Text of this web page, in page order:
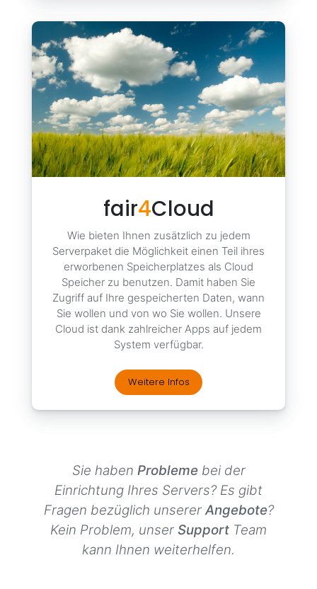
fair4Cloud
Wie bieten Ihnen zusätzlich zu jedem
Serverpaket die Möglichkeit einen Teil ihres
erworbenen Speicherplatzes als Cloud
Speicher zu benutzen. Damit haben Sie
Zugriff auf Ihre gespeicherten Daten, wann
Sie wollen und von wo Sie wollen. Unsere
Cloud ist dank zahlreicher Apps auf jedem
System verfügbar.
Weitere Infos
Sie haben Problemebei der
Einrichtung Ihres Servers? Es gibt
Fragen bezüglich unsererAngebote?
Kein Problem, unser Support Team
kann Ihnen weiterhelfen.